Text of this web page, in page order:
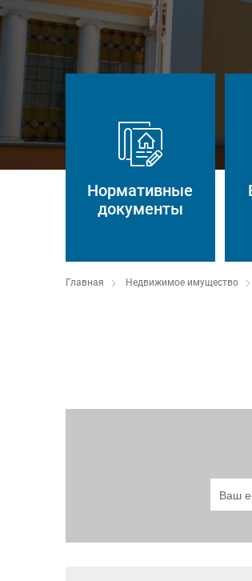
Нормативные
документы
Главная Недвижимое имущество